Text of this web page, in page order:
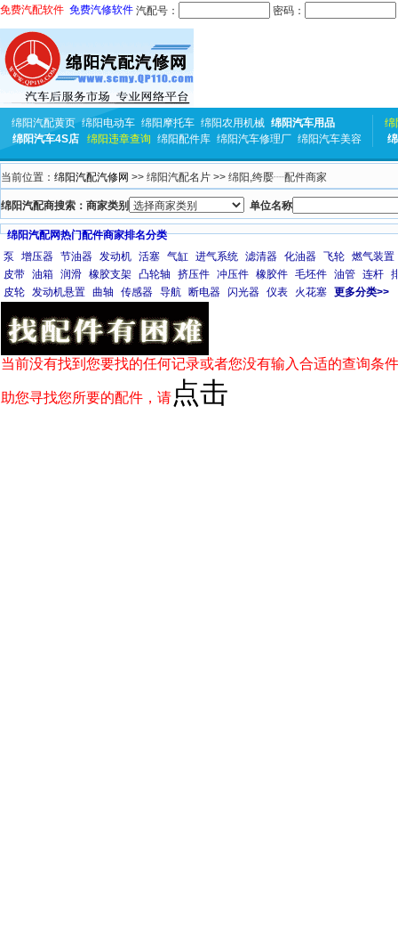
免费汽配软件 免费汽修软件 汽配号： 密码：
绵阳汽配黄页 绵阳电动车 绵阳摩托车 绵阳农用机械 绵阳汽车用品
绵阳汽车4S店
绵阳违章查询 绵阳配件库 绵阳汽车修理厂 绵阳汽车美容
绵
当前位置： 绵阳汽配汽修网 >> 绵阳汽配名片 >> 绵阳,绔嬮┈配件商家
绵阳汽配商搜索：商家类别 单位名称
绵阳汽配网热门配件商家排名分类
泵
增压器 节油器 发动机 活塞 气缸 进气系统 滤清器 化油器 飞轮 燃气装置
皮带 油箱 润滑 橡胶支架 凸轮轴 挤压件 冲压件 橡胶件 毛坯件 油管 连杆
皮轮 发动机悬置 曲轴 传感器 导航 断电器 闪光器 仪表 火花塞 更多分类>>
当前没有找到您要找的任何记录或者您没有输入合适的查询条
助您寻找您所要的配件，请 点击